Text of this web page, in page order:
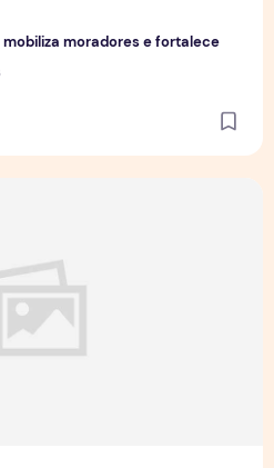
mobiliza moradores e fortalece